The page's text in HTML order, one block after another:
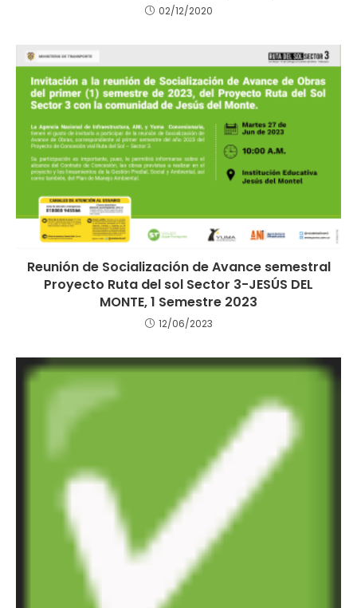
02/12/2020
Reunión de Socialización de Avance semestral
Proyecto Ruta del sol Sector 3-JESÚS DEL
MONTE, 1 Semestre 2023
12/06/2023